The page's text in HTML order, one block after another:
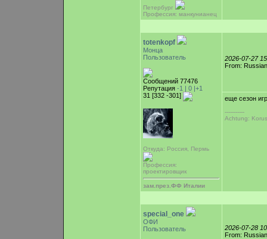
Петербург
Профессия: манкунианец
totenkopf
Монца
Пользователь
Сообщений 77476
Репутация -1 | 0 |+1
31 [332 -301]
Откуда: Россия, Пермь
Профессия:
проектировщик
зам.през.ФФ Италии
2026-07-27
From:
еще сезон
-----------
Achtung:
special_one
ОФИ
Пользователь
2026-07-28
From: